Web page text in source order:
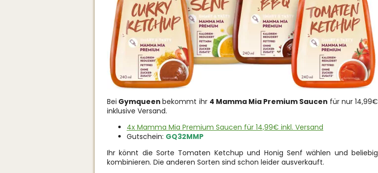
Bei Gymqueenbekommt ihr 4 Mamma Mia Premium Saucen für nur 14,99€
inklusive Versand.
4x Mamma Mia Premium Saucen für 14,99€ inkl. Versand
Gutschein: GQ32MMP
Ihr könnt die Sorte Tomaten Ketchup und Honig Senf wählen und beliebig
kombinieren. Die anderen Sorten sind schon leider ausverkauft.